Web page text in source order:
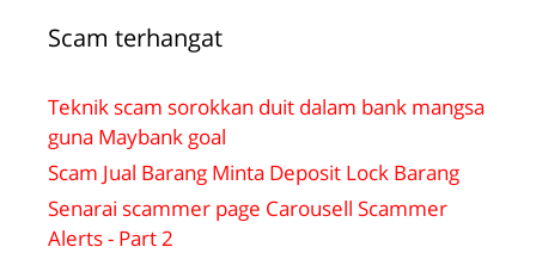
Scam terhangat
Teknik scam sorokkan duit dalam bank mangsa
guna Maybank goal
Scam Jual Barang Minta Deposit Lock Barang
Senarai scammer page Carousell Scammer
Alerts - Part 2